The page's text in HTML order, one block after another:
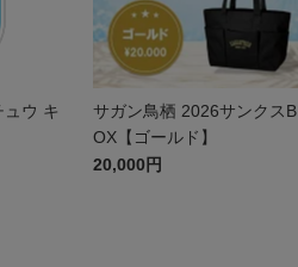
ウ キ
サガン鳥栖 2026サンクスB
OX【ゴールド】
20,000円